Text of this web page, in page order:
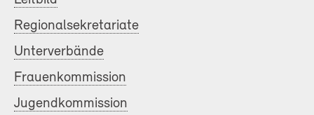
Regionalsekretariate
Unterverbände
Frauenkommission
Jugendkommission